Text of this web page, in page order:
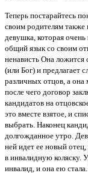
Теперь постарайтесь
своим родителям
девушка, которая
общий язык со своим
ненависть Она ложится
(или Бог) и предлагает
различных отцов, а
после чего договор
кандидатов на
это вместе взятое, и
выбрать. Наконец
долгожданное утро.
ней идет ее новый отец,
в инвалидную коляску.
инвалид, и она ею